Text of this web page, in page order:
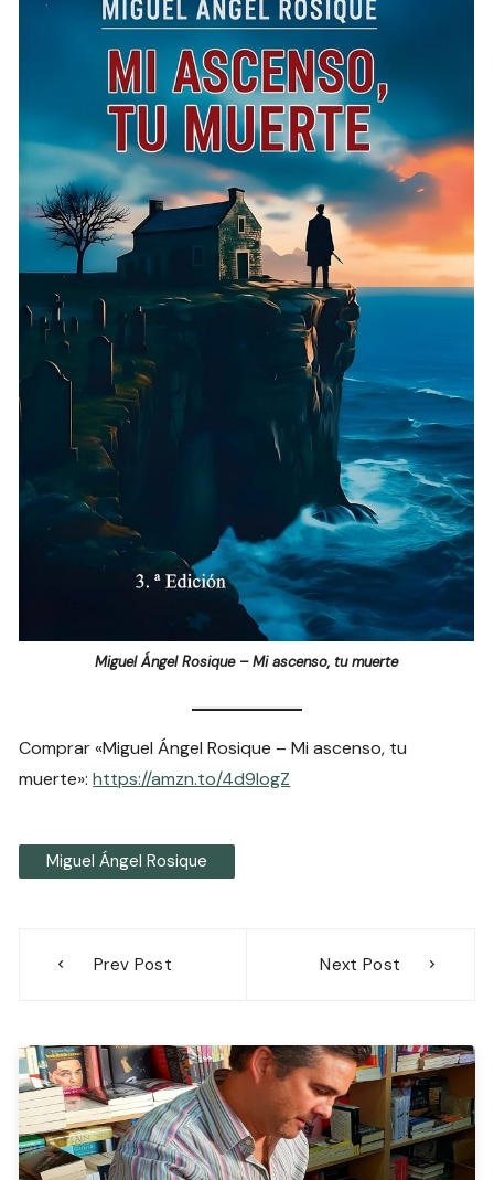
Miguel Ángel Rosique – Mi ascenso, tu muerte
Comprar «Miguel Ángel Rosique – Mi ascenso, tu
muerte»:https://amzn.to/4d9IogZ
Miguel Ángel Rosique
Prev Post Next Post